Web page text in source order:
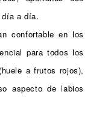
día a día.
confortable en los
para todos los
a frutos rojos),
aspecto de labios